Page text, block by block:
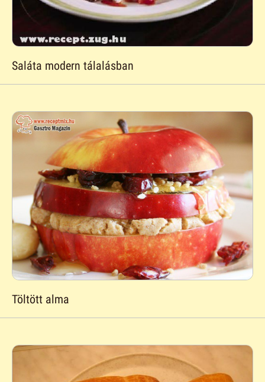
Saláta modern tálalásban
Töltött alma